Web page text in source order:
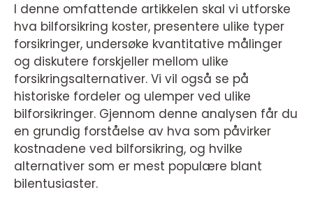
I denne omfattende artikkelen skal vi utforske
hva bilforsikring koster, presentere ulike typer
forsikringer, undersøke kvantitative målinger
og diskutere forskjeller mellom ulike
forsikringsalternativer. Vi vil også se på
historiske fordeler og ulemper ved ulike
bilforsikringer. Gjennom denne analysen får du
en grundig forståelse av hva som påvirker
kostnadene ved bilforsikring, og hvilke
alternativer som er mest populære blant
bilentusiaster.